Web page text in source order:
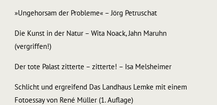
»Ungehorsam der Probleme« – Jörg Petruschat
Die Kunst in der Natur – Wita Noack, Jahn Maruhn
(vergriffen!)
Der tote Palast zitterte – zitterte! – Isa Melsheimer
Schlicht und ergreifend Das Landhaus Lemke mit einem
Fotoessay von René Müller (1. Auflage)